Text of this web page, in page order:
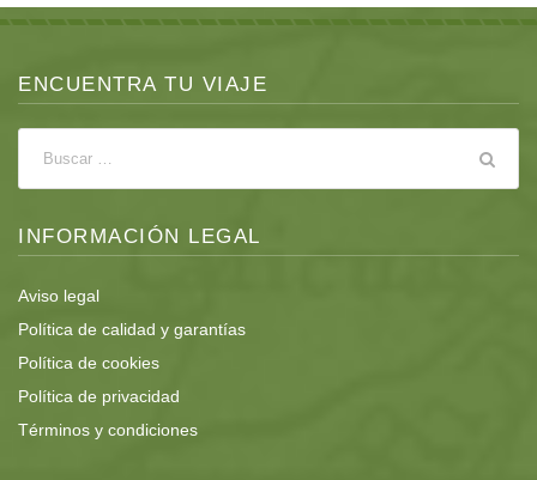
ENCUENTRA TU VIAJE
INFORMACIÓN LEGAL
Aviso legal
Política de calidad y garantías
Política de cookies
Política de privacidad
Términos y condiciones